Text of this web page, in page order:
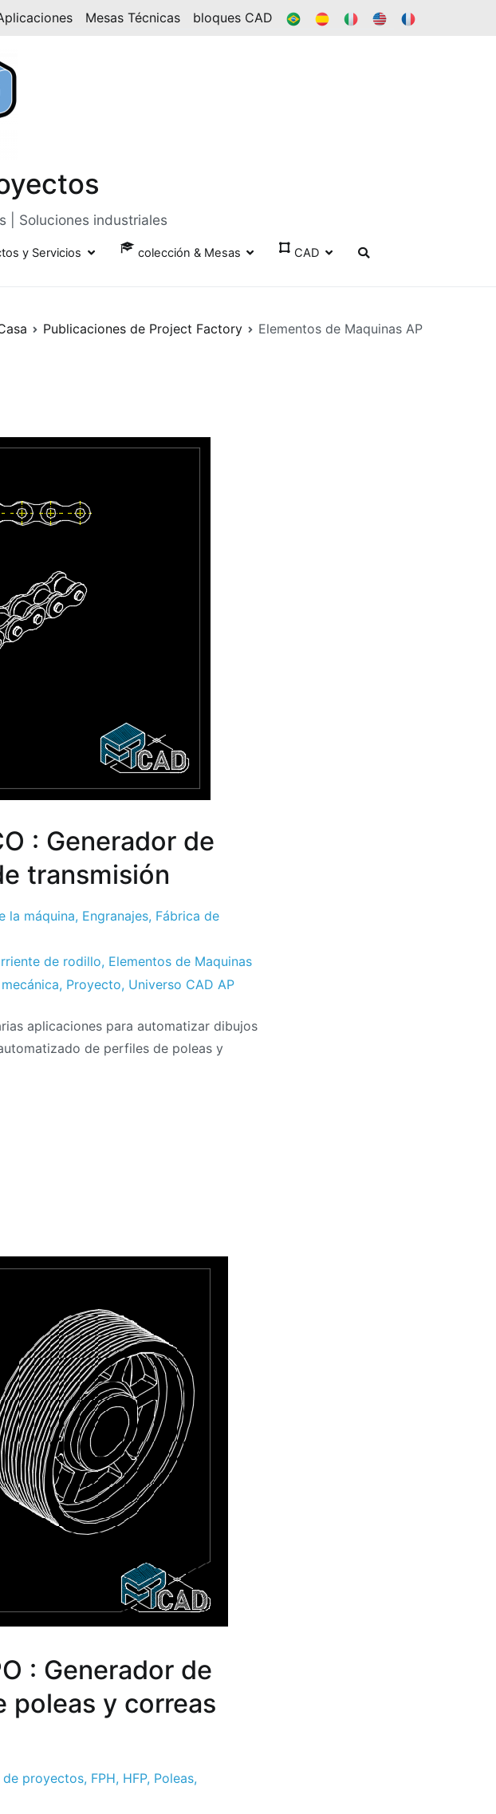
Mesas Técnicas bloques CAD BR ES ÉL EN
| Soluciones industriales
y Servicios colección & Mesas CAD
Publicaciones de Project Factory Elementos de Maquinas AP
: Generador de
transmisión
la máquina, Engranajes, Fábrica de
de rodillo, Elementos de Maquinas
mecánica, Proyecto, Universo CAD AP
aplicaciones para automatizar dibujos
de perfiles de poleas y
: Generador de
poleas y correas
de proyectos, FPH, HFP, Poleas,